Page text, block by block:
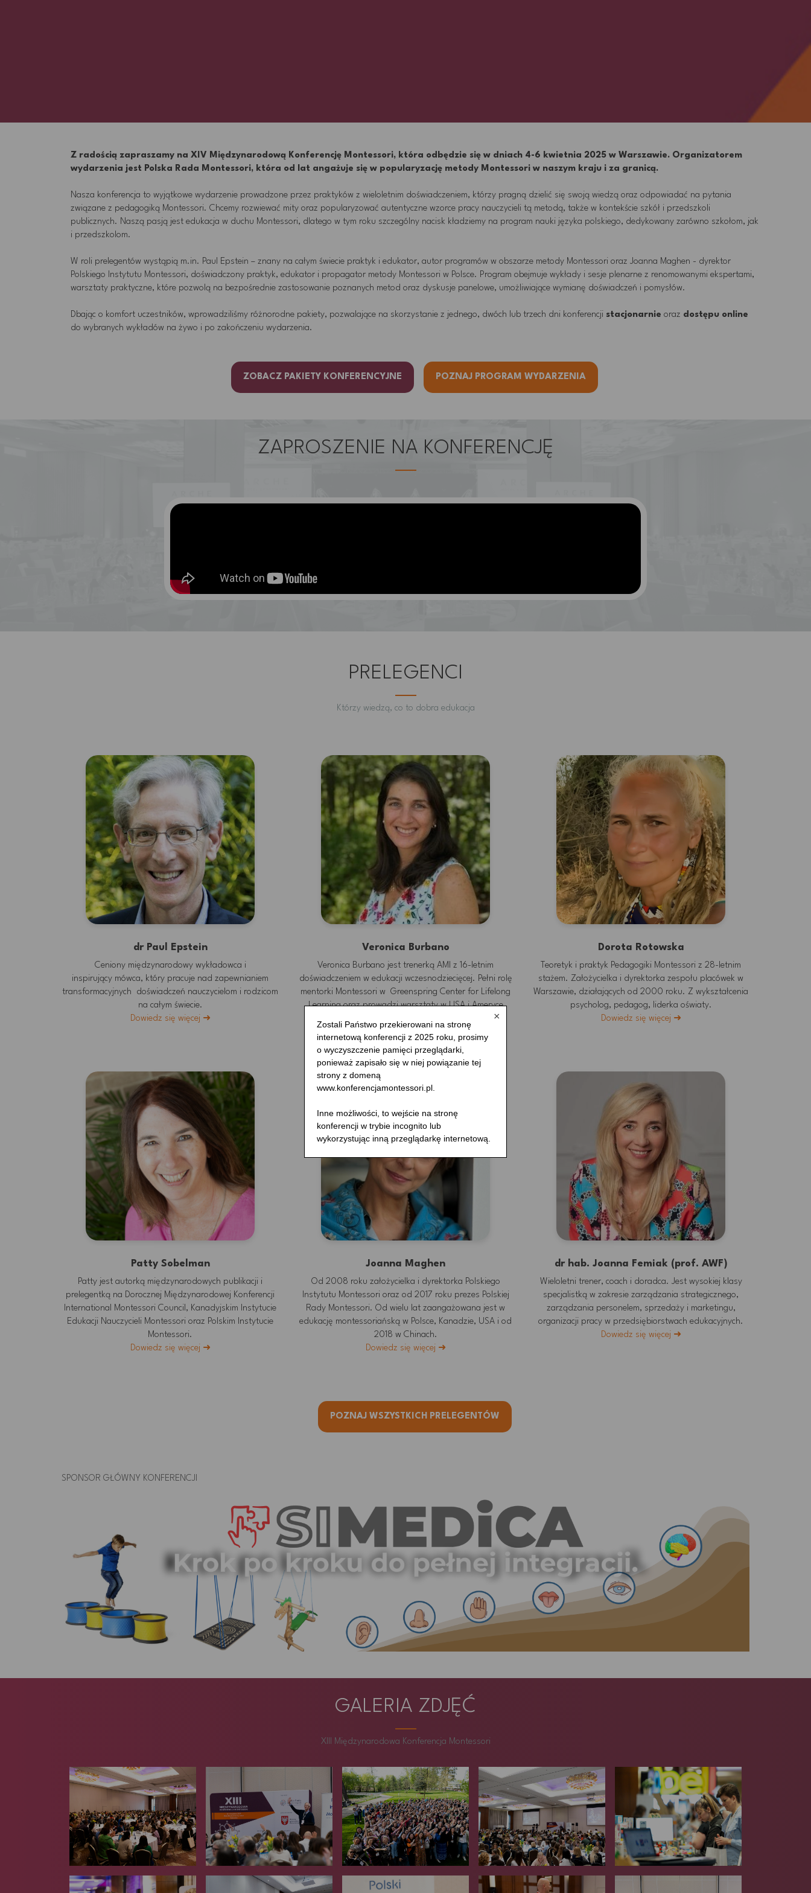
×
Zostali Państwo przekierowani na stronę
internetową konferencji z 2025 roku, prosimy
o wyczyszczenie pamięci przeglądarki,
ponieważ zapisało się w niej powiązanie tej
strony z domeną
www.konferencjamontessori.pl.
Inne możliwości, to wejście na stronę
konferencji w trybie incognito lub
wykorzystując inną przeglądarkę internetową.
XIV Międzynarodowa
Konferencja Montessori
Arche Hotel Krakowska, Warszawa
4–6 kwietnia 2025
WEŹ UDZIAŁ
Z radością zapraszamy na XIV Międzynarodową Konferencję Montessori, która odbędzie się w dniach 4-6 kwietnia 2025 w Warszawie. Organizatorem
wydarzenia jest Polska Rada Montessori, która od lat angażuje się w popularyzację metody Montessori w naszym kraju i za granicą.
Nasza konferencja to wyjątkowe wydarzenie prowadzone przez praktyków z wieloletnim doświadczeniem, którzy pragną dzielić się swoją wiedzą oraz odpowiadać na pytania
związane z pedagogiką Montessori. Chcemy rozwiewać mity oraz popularyzować autentyczne wzorce pracy nauczycieli tą metodą, także w kontekście szkół i przedszkoli
publicznych. Naszą pasją jest edukacja w duchu Montessori, dlatego w tym roku szczególny nacisk kładziemy na program nauki języka polskiego, dedykowany zarówno szkołom, jak
i przedszkolom.
W roli prelegentów wystąpią m.in. Paul Epstein – znany na całym świecie praktyk i edukator, autor programów w obszarze metody Montessori oraz Joanna Maghen - dyrektor
Polskiego Instytutu Montessori, doświadczony praktyk, edukator i propagator metody Montessori w Polsce. Program obejmuje wykłady i sesje plenarne z renomowanymi ekspertami,
warsztaty praktyczne, które pozwolą na bezpośrednie zastosowanie poznanych metod oraz dyskusje panelowe, umożliwiające wymianę doświadczeń i pomysłów.
Dbając o komfort uczestników, wprowadziliśmy różnorodne pakiety, pozwalające na skorzystanie z jednego, dwóch lub trzech dni konferencji stacjonarnie oraz dostępu online
do wybranych wykładów na żywo i po zakończeniu wydarzenia.
ZOBACZ PAKIETY KONFERENCYJNE POZNAJ PROGRAM WYDARZENIA
ZAPROSZENIE NA KONFERENCJĘ
PRELEGENCI
Którzy wiedzą, co to dobra edukacja
dr Paul Epstein
Ceniony międzynarodowy wykładowca i
inspirujący mówca, który pracuje nad zapewnianiem
transformacyjnych doświadczeń nauczycielom i rodzicom
na całym świecie.
Dowiedz się więcej ➜
Veronica Burbano
Veronica Burbano jest trenerką AMI z 16-letnim
doświadczeniem w edukacji wczesnodziecięcej. Pełni rolę
mentorki Montessori w Greenspring Center for Lifelong
Learning oraz prowadzi warsztaty w USA i Ameryce
Dowiedz się więcej ➜
Dorota Rotowska
Teoretyk i praktyk Pedagogiki Montessori z 28-letnim
stażem. Założycielka i dyrektorka zespołu placówek w
Warszawie, działających od 2000 roku. Z wykształcenia
psycholog, pedagog, liderka oświaty.
Dowiedz się więcej ➜
Patty Sobelman
Patty jest autorką międzynarodowych publikacji i
prelegentką na Dorocznej Międzynarodowej Konferencji
International Montessori Council, Kanadyjskim Instytucie
Edukacji Nauczycieli Montessori oraz Polskim Instytucie
Montessori.
Dowiedz się więcej ➜
Joanna Maghen
Od 2008 roku założycielka i dyrektorka Polskiego
Instytutu Montessori oraz od 2017 roku prezes Polskiej
Rady Montessori. Od wielu lat zaangażowana jest w
edukację montessoriańską w Polsce, Kanadzie, USA i od
2018 w Chinach.
Dowiedz się więcej ➜
dr hab. Joanna Femiak (prof. AWF)
Wieloletni trener, coach i doradca. Jest wysokiej klasy
specjalistką w zakresie zarządzania strategicznego,
zarządzania personelem, sprzedaży i marketingu,
organizacji pracy w przedsiębiorstwach edukacyjnych.
Dowiedz się więcej ➜
POZNAJ WSZYSTKICH PRELEGENTÓW
SPONSOR GŁÓWNY KONFERENCJI
GALERIA ZDJĘĆ
XIII Międzynarodowa Konferencja Montessori